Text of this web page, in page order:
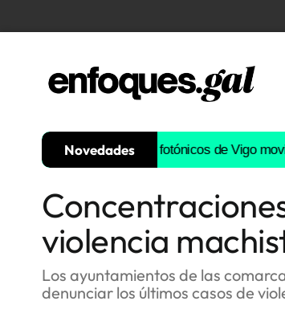
Tendencias
Memoria
Histórica
Novedades
fotónicos de Vigo movilizará 110
violencia
Los ayuntamientos de las
denunciar los últimos casos de